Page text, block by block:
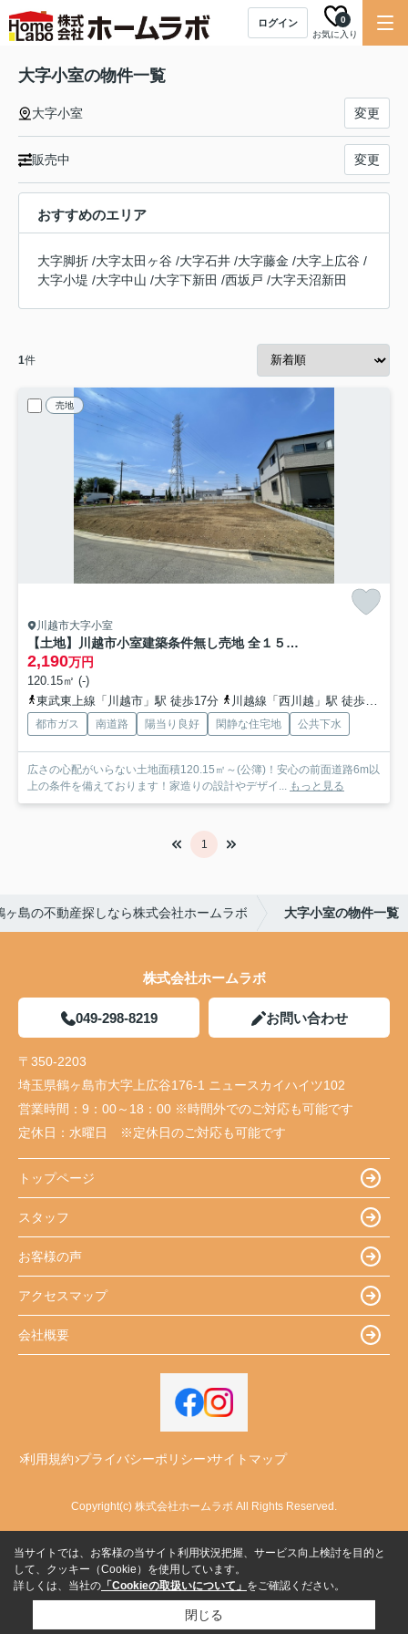
ログイン
お気に入り
0
大字小室の物件一覧
大字小室 変更
販売中 変更
おすすめのエリア
大字脚折 /大字太田ヶ谷 /大字石井 /大字藤金 /大字上広谷 /
大字小堤 /大字中山 /大字下新田 /西坂戸 /大字天沼新田
1件
売地
川越市大字小室
【土地】川越市小室建築条件無し売地 全１５区画
2,190万円
120.15㎡ (-)
東武東上線「川越市」駅 徒歩17分
川越線「西川越」駅 徒歩14分
都市ガス 南道路 陽当り良好 閑静な住宅地 公共下水
広さの心配がいらない土地面積120.15㎡～(公簿)！安心の前面道路6m以
上の条件を備えております！家造りの設計やデザイ... もっと見る
1
ヶ島の不動産探しなら株式会社ホームラボ 大字小室の物件一覧
株式会社ホームラボ
049-298-8219 お問い合わせ
〒350-2203
埼玉県鶴ヶ島市大字上広谷176-1 ニュースカイハイツ102
営業時間： 9：00～18：00 ※時間外でのご対応も可能です
定休日： 水曜日 ※定休日のご対応も可能です
トップページ
スタッフ
お客様の声
アクセスマップ
会社概要
利用規約 プライバシーポリシー サイトマップ
Copyright(c) 株式会社ホームラボ All Rights Reserved.
当サイトでは、お客様の当サイト利用状況把握、サービス向上検討を目的と
して、クッキー（Cookie）を使用しています。
詳しくは、当社の 「Cookieの取扱いについて」 をご確認ください。
閉じる